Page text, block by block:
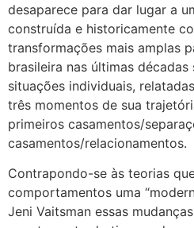
desaparece para dar lugar a
construída e historicamente
transformações mais amplas
brasileira nas últimas
situações individuais,
três momentos de sua
primeiros casamentos/
casamentos/relacionamentos.
Contrapondo-se às teorias
comportamentos uma
Jeni Vaitsman essas